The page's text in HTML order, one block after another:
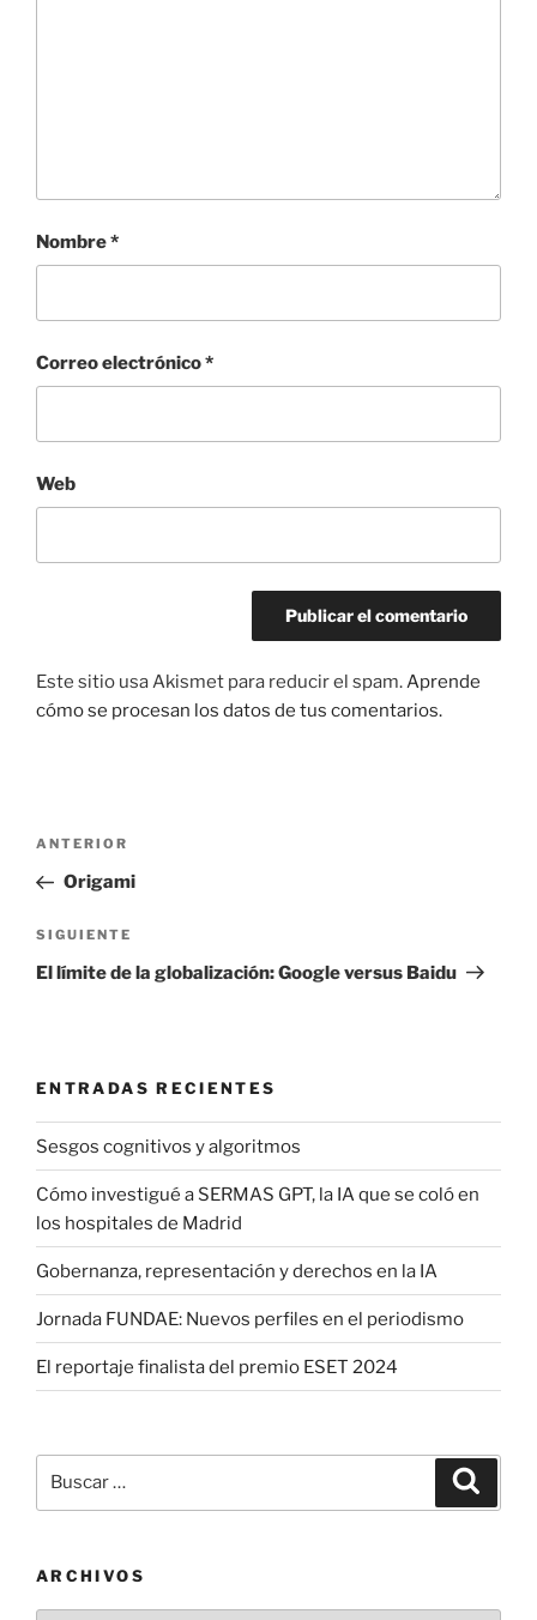
Nombre*
Correo electrónico*
Web
Este sitio usa Akismet para reducir el spam.Aprende
cómo se procesan los datos de tus comentarios.
Navegación
entradas
Entrada
anterior:
ANTERIOR
Origami
Siguiente
entrada
SIGUIENTE
El límite de la globalización: Google versus Baidu
ENTRADAS RECIENTES
Sesgos cognitivos y algoritmos
Cómo investigué a SERMAS GPT, la IA que se coló en
los hospitales de Madrid
Gobernanza, representación y derechos en la IA
Jornada FUNDAE: Nuevos perfiles en el periodismo
El reportaje finalista del premio ESET 2024
por:
ARCHIVOS